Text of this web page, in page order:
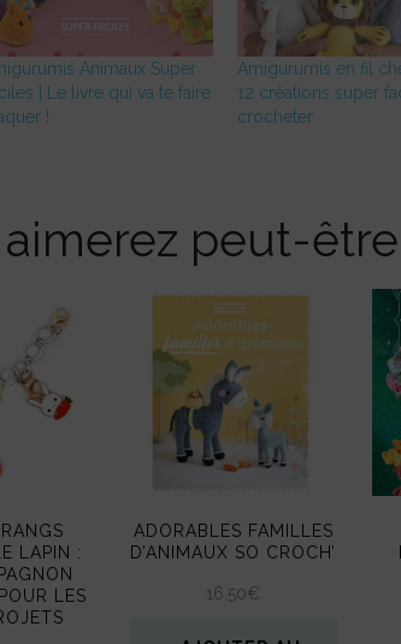
Animaux Super
| Le livre qui va te faire
!
Amigurumis en fil
12 créations super
crocheter
peut-être
LAPIN :
LES
ADORABLES FAMILLES
D’ANIMAUX SO CROCH’
16,50€